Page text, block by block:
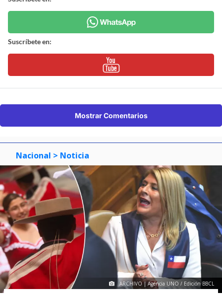
Suscríbete en:
Mostrar Comentarios
Nacional > Noticia
ARCHIVO | Agencia UNO / Edición BBCL